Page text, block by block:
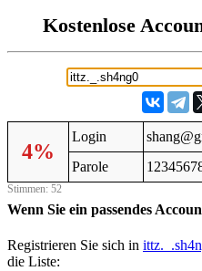
Kostenlose
4%
Login
Parole
Stimmen: 52
Wenn Sie ein passendes
Registrieren Sie sich in
die Liste: